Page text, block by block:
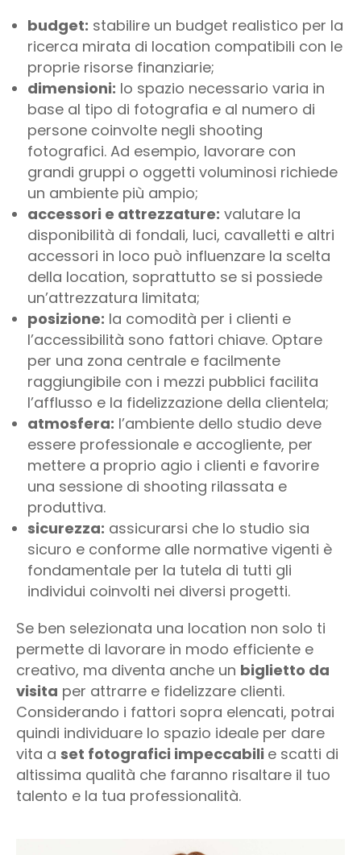
budget: stabilire un budget realistico per la
ricerca mirata di location compatibili con le
proprie risorse finanziarie;
dimensioni: lo spazio necessario varia in
base al tipo di fotografia e al numero di
persone coinvolte negli shooting
fotografici. Ad esempio, lavorare con
grandi gruppi o oggetti voluminosi richiede
un ambiente più ampio;
accessori e attrezzature: valutare la
disponibilità di fondali, luci, cavalletti e altri
accessori in loco può influenzare la scelta
della location, soprattutto se si possiede
un’attrezzatura limitata;
posizione: la comodità per i clienti e
l’accessibilità sono fattori chiave. Optare
per una zona centrale e facilmente
raggiungibile con i mezzi pubblici facilita
l’afflusso e la fidelizzazione della clientela;
atmosfera: l’ambiente dello studio deve
essere professionale e accogliente, per
mettere a proprio agio i clienti e favorire
una sessione di shooting rilassata e
produttiva.
sicurezza: assicurarsi che lo studio sia
sicuro e conforme alle normative vigenti è
fondamentale per la tutela di tutti gli
individui coinvolti nei diversi progetti.
Se ben selezionata una location non solo ti
permette di lavorare in modo efficiente e
creativo, ma diventa anche un biglietto da
visita per attrarre e fidelizzare clienti.
Considerando i fattori sopra elencati, potrai
quindi individuare lo spazio ideale per dare
vita a set fotografici impeccabili e scatti di
altissima qualità che faranno risaltare il tuo
talento e la tua professionalità.